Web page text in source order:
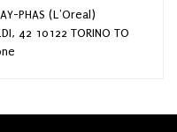
PHAS (L'Oreal)
42 10122 TORINO TO